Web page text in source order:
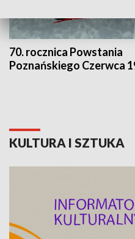
70. rocznica Powstania
Poznańskiego Czerwca
KULTURA I SZTUKA